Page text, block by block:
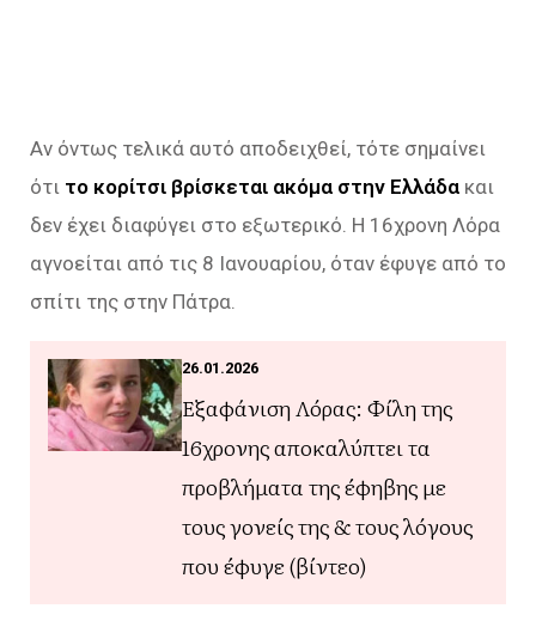
Αν όντως τελικά αυτό αποδειχθεί, τότε σημαίνει
ότι το κορίτσι βρίσκεται ακόμα στην Ελλάδα και
δεν έχει διαφύγει στο εξωτερικό. Η 16χρονη Λόρα
αγνοείται από τις 8 Ιανουαρίου, όταν έφυγε από το
σπίτι της στην Πάτρα.
26.01.2026
Εξαφάνιση Λόρας: Φίλη της
16χρονης αποκαλύπτει τα
προβλήματα της έφηβης με
τους γονείς της & τους λόγους
που έφυγε (βίντεο)